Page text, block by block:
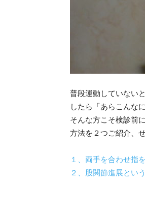
普段運動していない
したら「あらこんな
そんな方こそ検診前
方法を２つご紹介、
１、両手を合わせ指
２、股関節進展とい